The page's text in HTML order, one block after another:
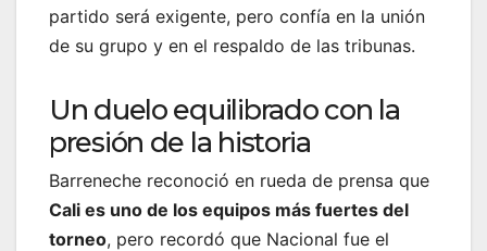
partido será exigente, pero confía en la unión
de su grupo y en el respaldo de las tribunas.
Un duelo equilibrado con la
presión de la historia
Barreneche reconoció en rueda de prensa que
Cali es uno de los equipos más fuertes del
torneo, pero recordó que Nacional fue el